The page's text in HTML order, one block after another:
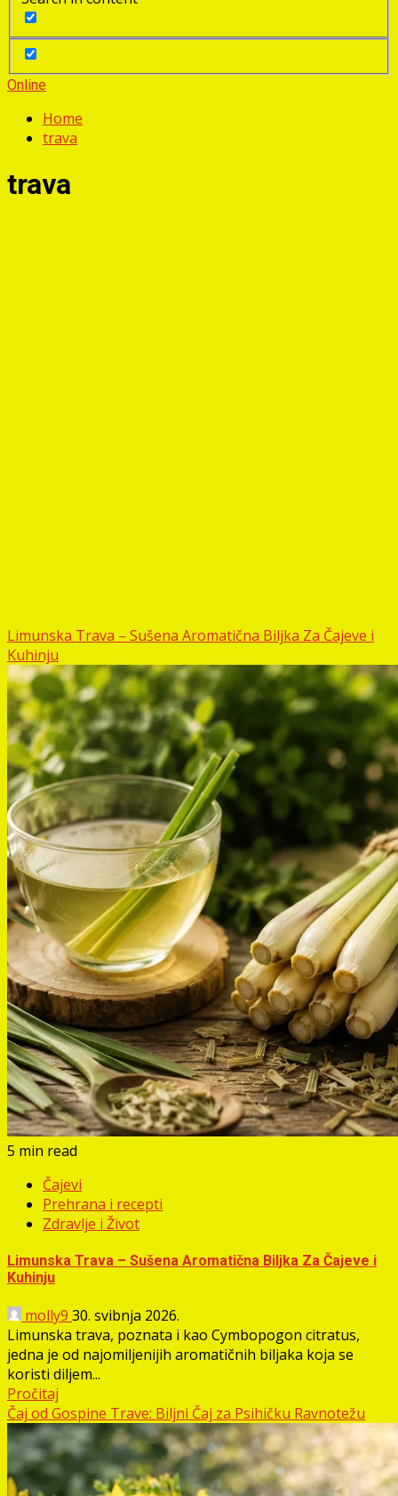
Online
Home
trava
trava
Limunska Trava – Sušena Aromatična Biljka Za Čajeve i
Kuhinju
5 min read
Čajevi
Prehrana i recepti
Zdravlje i Život
Limunska Trava – Sušena Aromatična Biljka Za Čajeve i
Kuhinju
molly9 30. svibnja 2026.
Limunska trava, poznata i kao Cymbopogon citratus,
jedna je od najomiljenijih aromatičnih biljaka koja se
koristi diljem...
Pročitaj
Čaj od Gospine Trave: Biljni Čaj za Psihičku Ravnotežu